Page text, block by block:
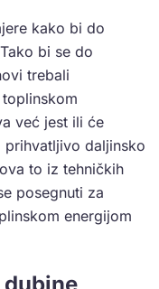
kako bi do
bi se do
trebali
već jest ili će
daljinsko
to iz tehničkih
posegnuti za
energijom